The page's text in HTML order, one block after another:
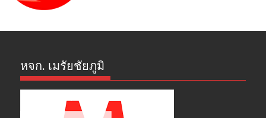
หจก. เมรัยชัยภูมิ